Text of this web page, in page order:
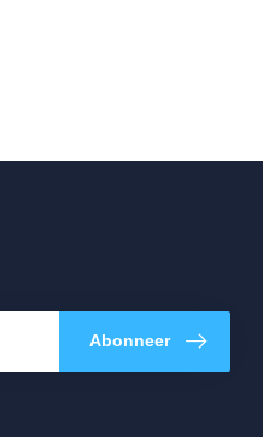
Abonneer